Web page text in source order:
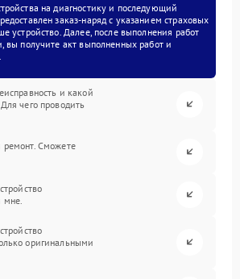
на диагностику и последующий
заказ-наряд с указанием страховых
устройство. Далее, после выполнения работ
вы получите акт выполненных работ и
и какой
чего проводить
Сможете
мне.
оригинальными